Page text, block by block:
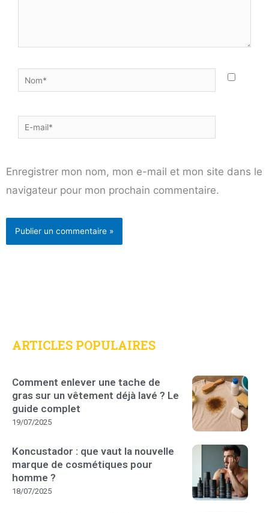
Nom*
E-
mail*
Enregistrer mon nom, mon e-mail et mon site dans le
navigateur pour mon prochain commentaire.
ARTICLES POPULAIRES
Comment enlever une tache de
gras sur un vêtement déjà lavé ? Le
guide complet
19/07/2025
Koncustador : que vaut la nouvelle
marque de cosmétiques pour
homme ?
18/07/2025